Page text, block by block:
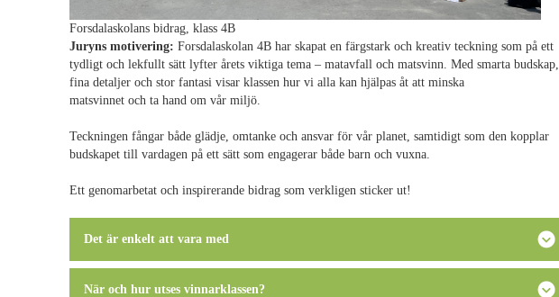
Forsdalaskolans bidrag, klass 4B
Juryns motivering: Forsdalaskolan 4B har skapat en färgstark och kreativ teckning som på ett
tydligt och lekfullt sätt lyfter årets viktiga tema – matavfall och matsvinn. Med smarta budskap,
fina detaljer och stor fantasi visar klassen hur vi alla kan hjälpas åt att minska
matsvinnet och ta hand om vår miljö.
Teckningen fångar både glädje, omtanke och ansvar för vår planet, samtidigt som den kopplar
budskapet till vardagen på ett sätt som engagerar både barn och vuxna.
Ett genomarbetat och inspirerande bidrag som verkligen sticker ut!
Det är enkelt att vara med
När och hur utses vinnarklassen?